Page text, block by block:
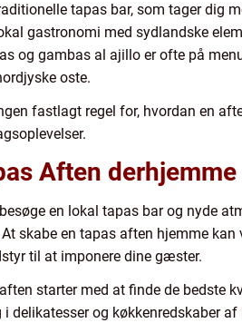
tapas bar, som tager dig
gastronomi med sydlandske
og gambas al ajillo er ofte på
oste.
fastlagt regel for, hvordan en
Aften derhjemme
en lokal tapas bar og nyde
skabe en tapas aften hjemme
til at imponere dine gæster.
starter med at finde de bedste
delikatesser og køkkenredskaber